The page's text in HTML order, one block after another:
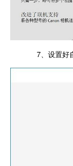
7、设置好自